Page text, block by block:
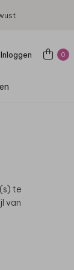
Inloggen 0
te
van